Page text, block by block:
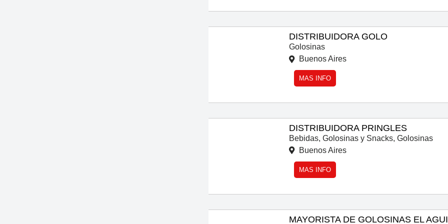
DISTRIBUIDORA GOLO
Golosinas
Buenos Aires
MAS INFO
DISTRIBUIDORA PRINGLES
Bebidas, Golosinas y Snacks, Golosinas
Buenos Aires
MAS INFO
MAYORISTA DE GOLOSINAS EL